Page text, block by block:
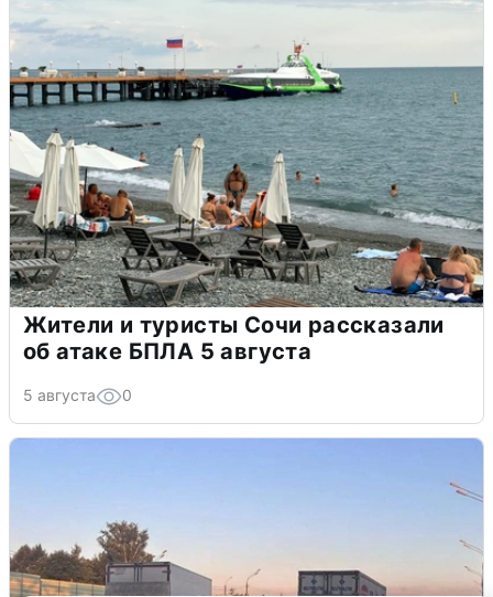
Жители и туристы Сочи рассказали
об атаке БПЛА 5 августа
5 августа 0